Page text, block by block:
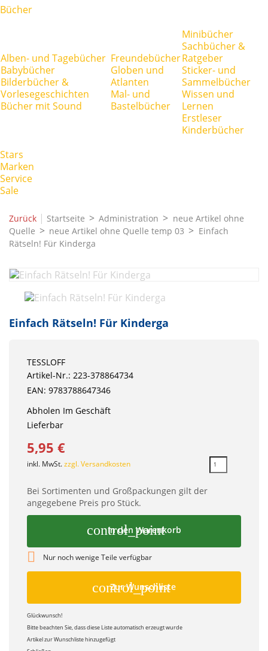
Bücher
Alben- und Tagebücher
Babybücher
Bilderbücher &
Vorlesegeschichten
Bücher mit Sound
Freundebücher
Globen und
Atlanten
Mal- und
Bastelbücher
Minibücher
Sachbücher &
Ratgeber
Sticker- und
Sammelbücher
Wissen und
Lernen
Erstleser
Kinderbücher
Stars
Marken
Service
Sale
Zurück | Startseite Administration
neue Artikel ohne
Quelle
neue Artikel ohne Quelle temp 03
Einfach
Rätseln! Für Kinderga
Einfach Rätseln! Für Kinderga
TESSLOFF
Artikel-Nr.: 223-378864734
EAN: 9783788647346
Abholen Im Geschäft
Lieferbar
5,95 €
inkl. MwSt.zzgl. Versandkosten
Bei Sortimenten und Großpackungen gilt der
angegebene Preis pro Stück.
control_point
In den Warenkorb
 Nur noch wenige Teile verfügbar
control_point
Zur Wunschliste
Glückwunsch!
Bitte beachten Sie, dass diese Liste automatisch erzeugt wurde
Artikel zur Wunschliste hinzugefügt